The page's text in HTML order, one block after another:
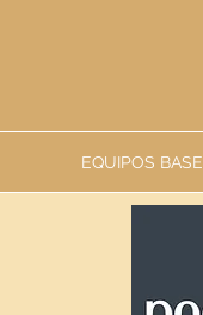
EQUIPOS BASE